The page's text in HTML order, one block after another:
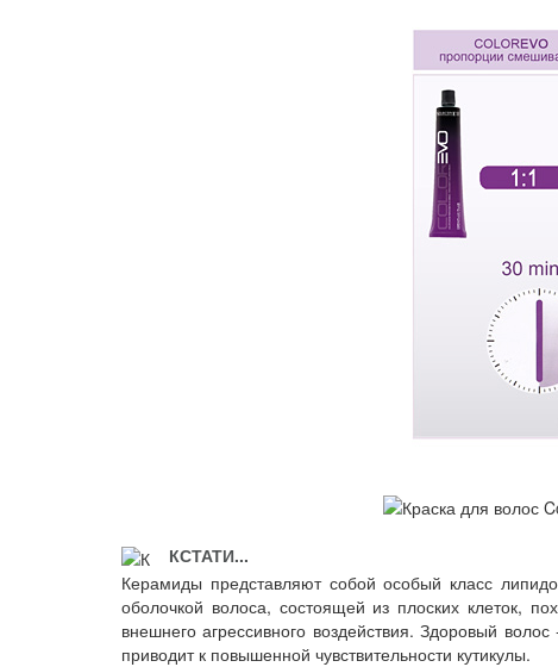
КСТАТИ...
Керамиды представляют собой особый класс
оболочкой волоса, состоящей из плоских клеток,
внешнего агрессивного воздействия. Здоровый
приводит к повышенной чувствительности кутикулы.